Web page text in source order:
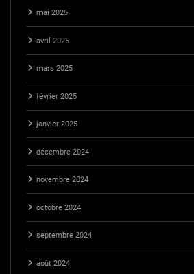
mai 2025
avril 2025
mars 2025
février 2025
janvier 2025
décembre 2024
novembre 2024
octobre 2024
septembre 2024
août 2024